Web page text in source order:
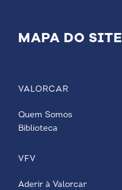
MAPA DO SITE
VALORCAR
Quem Somos
Biblioteca
VFV
Aderir à Valorcar